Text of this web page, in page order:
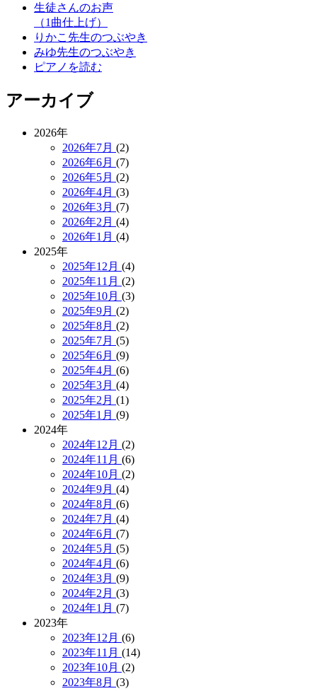
生徒さんのお声
（1曲仕上げ）
りかこ先生のつぶやき
みゆ先生のつぶやき
ピアノを読む
アーカイブ
2026年
2026年7月 (2)
2026年6月 (7)
2026年5月 (2)
2026年4月 (3)
2026年3月 (7)
2026年2月 (4)
2026年1月 (4)
2025年
2025年12月 (4)
2025年11月 (2)
2025年10月 (3)
2025年9月 (2)
2025年8月 (2)
2025年7月 (5)
2025年6月 (9)
2025年4月 (6)
2025年3月 (4)
2025年2月 (1)
2025年1月 (9)
2024年
2024年12月 (2)
2024年11月 (6)
2024年10月 (2)
2024年9月 (4)
2024年8月 (6)
2024年7月 (4)
2024年6月 (7)
2024年5月 (5)
2024年4月 (6)
2024年3月 (9)
2024年2月 (3)
2024年1月 (7)
2023年
2023年12月 (6)
2023年11月 (14)
2023年10月 (2)
2023年8月 (3)